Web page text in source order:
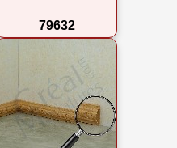
79632